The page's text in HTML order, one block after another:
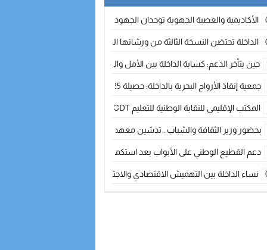
الأكاديمية والعصبة الجهوية توحدان الجهود لتطوير الممارسة الكروية بجهة
الداخلة تحتضن النسخة الثالثة من ورشاتها الدولية: تكوين متخصص في التراث
حين يتأخر الدعم: كسابة الداخلة بين الأمل والقلق ؟
جمعية إنقاذ الأرواح البحرية بالداخلة: حصيلة 2025 بين مهام الإنقاذ ومشروع “دار البحار”
المكتب الإقليمي للنقابة الوطنية للتعليم CDT يجتمع مع المدير الإقليمي لمناقشة ملفات جوهرية لنساء ورجال التعليم
بحضور وزير الثقافة والشباب.. تدشين معهد الموسيقى والفنون الكوريغرافية بالداخلة
دعم القطيع الوطني على الأبواب بعد استكمال الترقيم… الفلاحة المغربية
نساء الداخلة بين التهميش الاقتصادي والاجتماعي… في المؤسسات الإنتاجية